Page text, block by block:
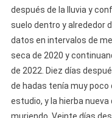
después de la lluvia y
suelo dentro y alrededor
datos en intervalos de
seca de 2020 y
de 2022. Diez días
de hadas tenía muy
estudio, y la hierba